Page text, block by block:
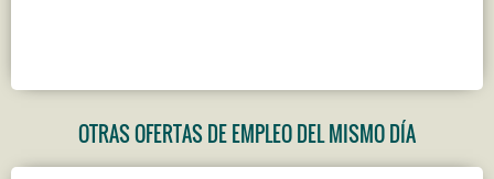
OTRAS OFERTAS DE EMPLEO DEL MISMO DÍA